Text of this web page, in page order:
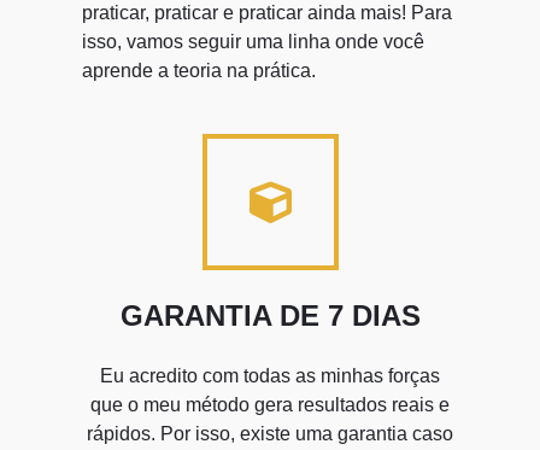
praticar, praticar e praticar ainda mais! Para
isso, vamos seguir uma linha onde você
aprende a teoria na prática.
GARANTIA DE 7 DIAS
Eu acredito com todas as minhas forças
que o meu método gera resultados reais e
rápidos. Por isso, existe uma garantia caso